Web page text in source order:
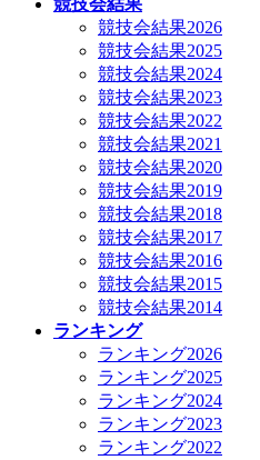
競技会結果
競技会結果2026
競技会結果2025
競技会結果2024
競技会結果2023
競技会結果2022
競技会結果2021
競技会結果2020
競技会結果2019
競技会結果2018
競技会結果2017
競技会結果2016
競技会結果2015
競技会結果2014
ランキング
ランキング2026
ランキング2025
ランキング2024
ランキング2023
ランキング2022